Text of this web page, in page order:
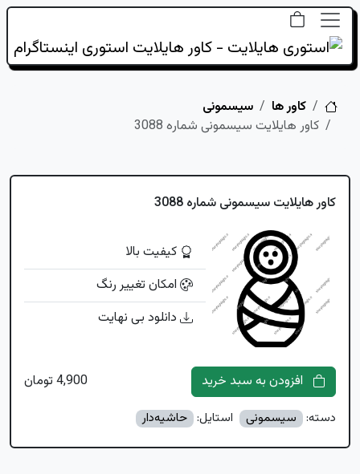
خانهکاور ها
سیسمونی
کاور هایلایت سیسمونی شماره 3088
کاور هایلایت سیسمونی شماره 3088
کیفیت بالا
امکان تغییر رنگ
دانلود بی نهایت
4,900 تومان
دسته: سیسمونی استایل: حاشیه‌دار